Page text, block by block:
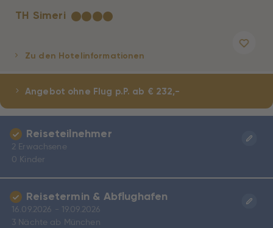
TH Simeri ★★★★
Zu den Hotelinformationen
Angebot ohne Flug p.P. ab € 232,-
Reiseteilnehmer
2 Erwachsene
0 Kinder
Reisetermin & Abflughafen
16.09.2026 - 19.09.2026
3 Nächte ab München